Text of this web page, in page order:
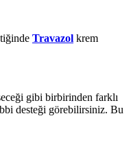
Travazol krem
gibi birbirinden farklı
desteği görebilirsiniz. Bu